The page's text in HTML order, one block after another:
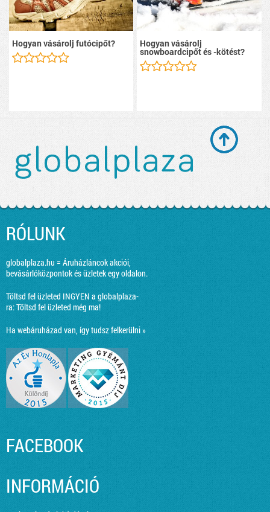
Hogyan vásárolj futócipőt? Hogyan vásárolj
snowboardcipőt és -kötést?
RÓLUNK
globalplaza.hu = Áruházláncok akciói,
bevásárlóközpontok és üzletek egy oldalon.
Töltsd fel üzleted INGYEN a globalplaza-
ra:Töltsd fel üzleted még ma!
Ha webáruházad van, így tudsz felkerülni »
FACEBOOK
INFORMÁCIÓ